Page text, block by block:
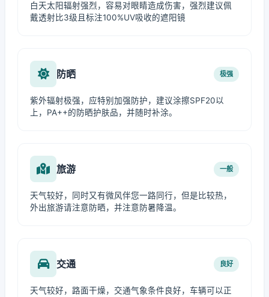
白天太阳辐射强烈，容易对眼睛造成伤害，强烈建议佩
戴透射比3级且标注100%UV吸收的遮阳镜
防晒 极强
紫外辐射极强，应特别加强防护，建议涂擦SPF20以
上，PA++的防晒护肤品，并随时补涂。
旅游 一般
天气较好，同时又有微风伴您一路同行，但是比较热，
外出旅游请注意防晒，并注意防暑降温。
交通 良好
天气较好，路面干燥，交通气象条件良好，车辆可以正